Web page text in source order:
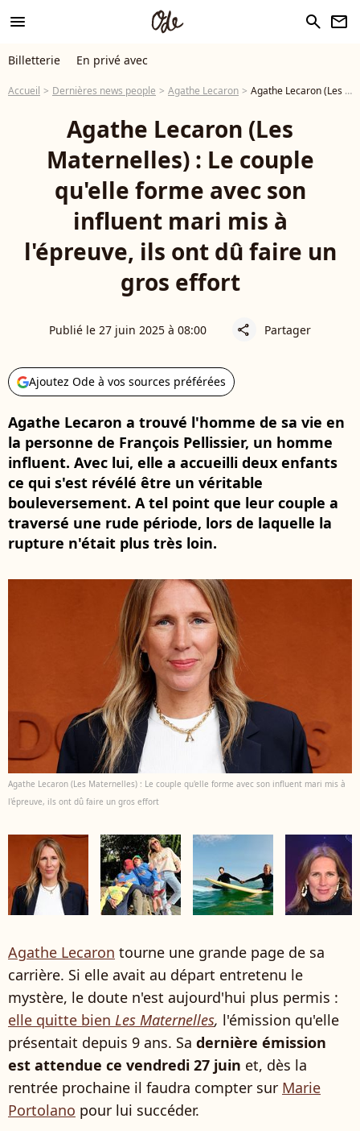
menu search newsletter
Billetterie En privé avec
Accueil Dernières news people Agathe Lecaron Agathe Lecaron (Les Maternelles) : Le couple qu'elle forme avec son influent mari mis à l'épreuve, ils ont dû faire un gros effort
Agathe Lecaron (Les
Maternelles) : Le couple
qu'elle forme avec son
influent mari mis à
l'épreuve, ils ont dû faire un
gros effort
Publié le 27 juin 2025 à 08:00 share Partager
Ajoutez Ode à vos sources préférées
Agathe Lecaron a trouvé l'homme de sa vie en
la personne de François Pellissier, un homme
influent. Avec lui, elle a accueilli deux enfants
ce qui s'est révélé être un véritable
bouleversement. A tel point que leur couple a
traversé une rude période, lors de laquelle la
rupture n'était plus très loin.
Agathe Lecaron (Les Maternelles) : Le couple qu'elle forme avec son influent mari mis à
l'épreuve, ils ont dû faire un gros effort
Agathe Lecaron tourne une grande page de sa
carrière. Si elle avait au départ entretenu le
mystère, le doute n'est aujourd'hui plus permis :
elle quitte bien Les Maternelles, l'émission qu'elle
présentait depuis 9 ans. Sa dernière émission
est attendue ce vendredi 27 juin et, dès la
rentrée prochaine il faudra compter sur Marie
Portolano pour lui succéder.